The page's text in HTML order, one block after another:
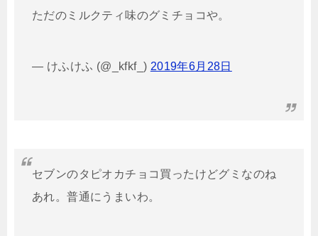
ただのミルクティ味のグミチョコや。
— けふけふ (@_kfkf_) 2019年6月28日
セブンのタピオカチョコ買ったけどグミなのね
あれ。普通にうまいわ。